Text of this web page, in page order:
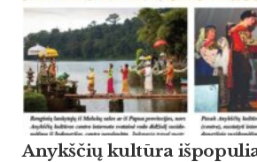
Anykščių kultūra